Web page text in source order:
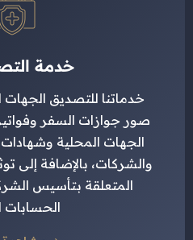
خدمة
خدماتنا للتصديق الجهات
صور جوازات السفر
الجهات المحلية وشهادات
والشركات، بالإضافة إلى
المتعلقة بتأسيس
الحسابات